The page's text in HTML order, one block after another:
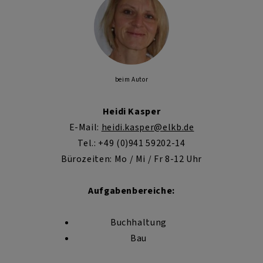
beim Autor
Heidi Kasper
E-Mail: heidi.kasper@elkb.de
Tel.: +49 (0)941 59202-14
Bürozeiten: Mo / Mi / Fr 8-12 Uhr
Aufgabenbereiche:
Buchhaltung
Bau